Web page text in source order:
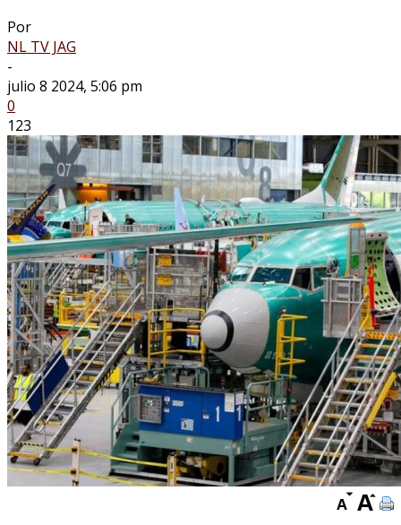
Por
NL TV JAG
-
julio 8 2024, 5:06 pm
0
123